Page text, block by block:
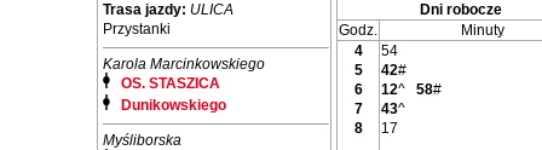
Trasa jazdy: ULICA
Przystanki
Karola Marcinkowskiego
OS. STASZICA
Dunikowskiego
Myśliborska
Dni robocze
Godz.
Minuty
4
54
5
42#
6
12^ 58#
7
43^
8
17